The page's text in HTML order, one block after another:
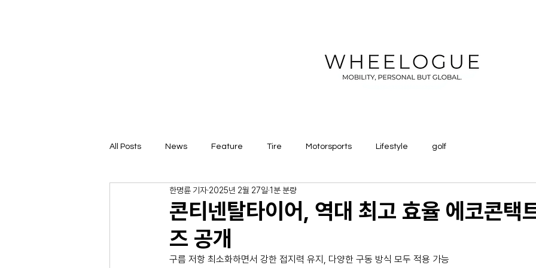
All Posts News Feature Tire Motorsports Lifestyle golf
콘티넨탈타이어, 역대 최고 효율 에코콘택
즈 공개
한명륜 기자 2025년 2월 27일 1분 분량
구름 저항 최소화하면서 강한 접지력 유지, 다양한 구동 방식 모두 적용 가능